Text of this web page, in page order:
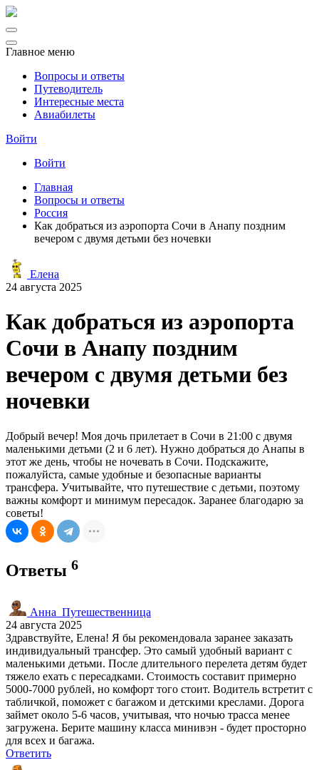
Главное меню
Вопросы и ответы
Путеводитель
Интересные места
Авиабилеты
Войти
Войти
Главная
Вопросы и ответы
Россия
Как добраться из аэропорта Сочи в Анапу поздним
вечером с двумя детьми без ночевки
Елена
24 августа 2025
Как добраться из аэропорта
Сочи в Анапу поздним
вечером с двумя детьми без
ночевки
Добрый вечер! Моя дочь прилетает в Сочи в 21:00 с двумя
маленькими детьми (2 и 6 лет). Нужно добраться до Анапы в
этот же день, чтобы не ночевать в Сочи. Подскажите,
пожалуйста, самые удобные и безопасные варианты
трансфера. Учитывайте, что путешествие с детьми, поэтому
важны комфорт и минимум пересадок. Заранее благодарю за
советы!
Ответы 6
Анна_Путешественница
24 августа 2025
Здравствуйте, Елена! Я бы рекомендовала заранее заказать
индивидуальный трансфер. Это самый удобный вариант с
маленькими детьми. После длительного перелета детям будет
тяжело ехать с пересадками. Стоимость составит примерно
5000-7000 рублей, но комфорт того стоит. Водитель встретит с
табличкой, поможет с багажом и детскими креслами. Дорога
займет около 5-6 часов, учитывая, что ночью трасса менее
загружена. Берите машину класса минивэн - будет просторно
для всех и багажа.
Ответить